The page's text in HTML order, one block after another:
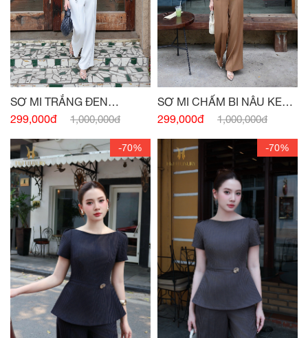
SƠ MI TRẮNG ĐEN
PEPLUM NƠ EO
299,000đ 1,000,000đ
SƠ MI CHẤM BI NÂU KEM
PEPLUM
299,000đ 1,000,000đ
-70% -70%